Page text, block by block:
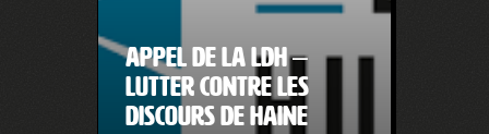
Appel de la LDH –
Lutter contre les
discours de haine